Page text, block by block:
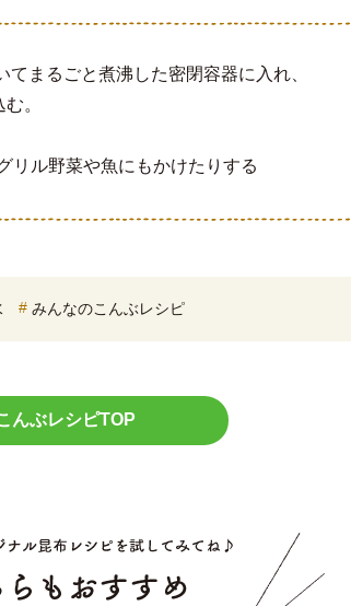
まるごと煮沸した密閉容器に入れ、
。
リル野菜や魚にもかけたりする
みんなのこんぶレシピ
んぶレシピTOP